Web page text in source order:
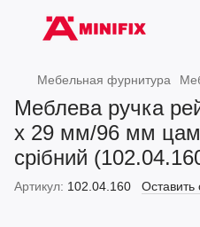
Мебельная фурнитура
Меблева ручка
х 29 мм/96 мм
срібний
Артикул: 102.04.160 Оставить